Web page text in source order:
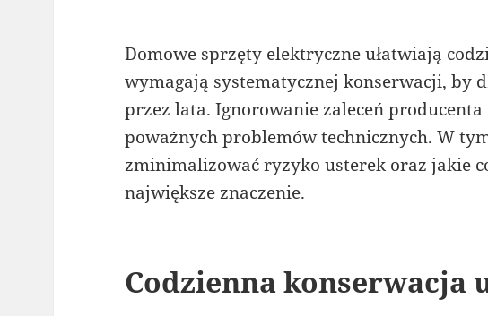
Domowe sprzęty elektryczne ułatwiają
wymagają systematycznej konserwacji, by
przez lata. Ignorowanie zaleceń
poważnych problemów technicznych. W
zminimalizować ryzyko usterek oraz jakie
największe znaczenie.
Codzienna konserwacja